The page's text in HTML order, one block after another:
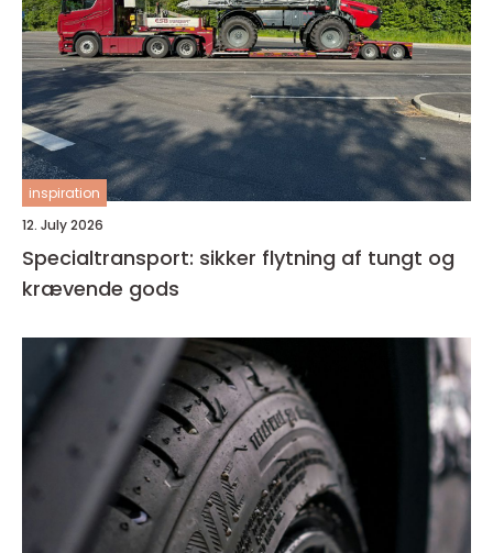
inspiration
12. July 2026
Specialtransport: sikker flytning af tungt og
krævende gods